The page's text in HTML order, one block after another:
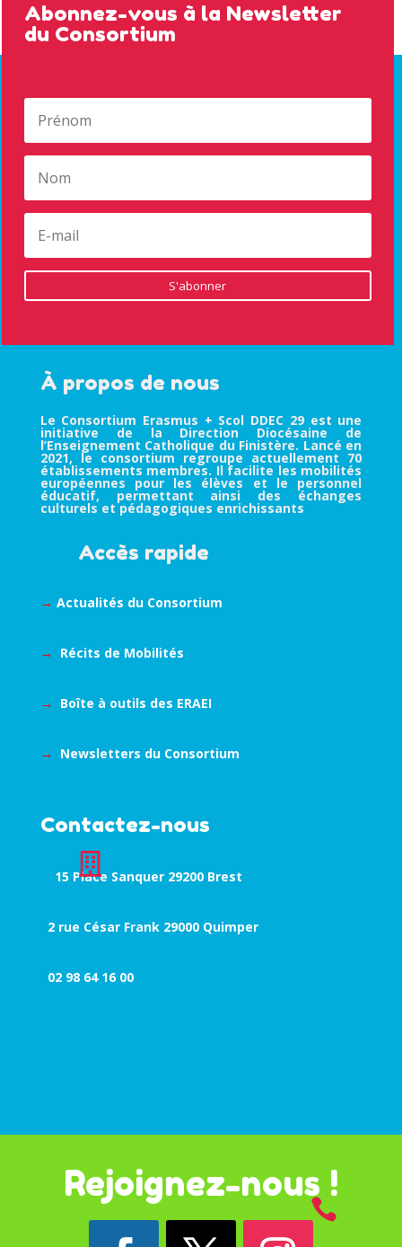
Abonnez-vous à la Newsletter
du Consortium
S'abonner
À propos de nous
Le Consortium Erasmus + Scol DDEC 29 est une
initiative de la Direction Diocésaine de
l’Enseignement Catholique du Finistère. Lancé en
2021, le consortium regroupe actuellement 70
établissements membres. Il facilite les mobilités
européennes pour les élèves et le personnel
éducatif, permettant ainsi des échanges
culturels et pédagogiques enrichissants
Accès rapide
→ Actualités du Consortium
→ Récits de Mobilités
→ Boîte à outils des ERAEI
→ Newsletters du Consortium
Contactez-nous
15 Place Sanquer 29200 Brest
2 rue César Frank 29000 Quimper
02 98 64 16 00

Rejoignez-nous !
